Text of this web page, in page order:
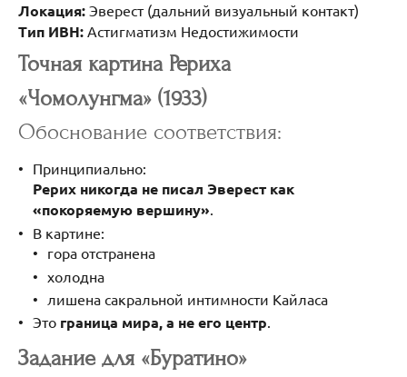
Локация: Эверест (дальний визуальный контакт)
Тип ИВН: Астигматизм Недостижимости
Точная картина Рериха
«Чомолунгма» (1933)
Обоснование соответствия:
Принципиально:
Рерих никогда не писал Эверест как
«покоряемую вершину».
В картине:
гора отстранена
холодна
лишена сакральной интимности Кайласа
Это граница мира, а не его центр
Задание для «Буратино»